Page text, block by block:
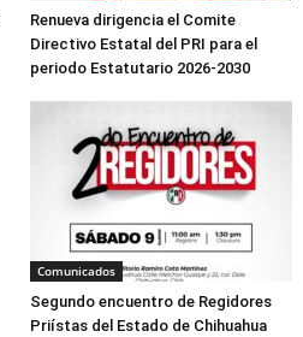
Renueva dirigencia el Comite
Directivo Estatal del PRI para el
periodo Estatutario 2026-2030
Comunicados
Segundo encuentro de Regidores
Priístas del Estado de Chihuahua